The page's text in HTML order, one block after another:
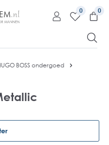
0
BOSS ondergoed